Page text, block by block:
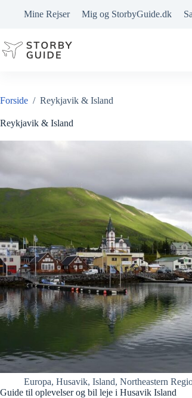
Mine Rejser Mig og StorbyGuide.dk
Forside / Reykjavik & Island
Reykjavik & Island
Europa, Husavik, Island, Northeastern
Guide til oplevelser og bil leje i Husavik Island